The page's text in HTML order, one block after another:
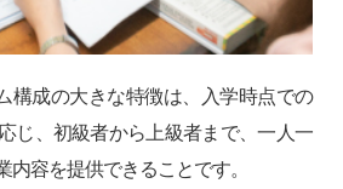
構成の大きな特徴は、入学時点での
じ、初級者から上級者まで、一人一
内容を提供できることです。